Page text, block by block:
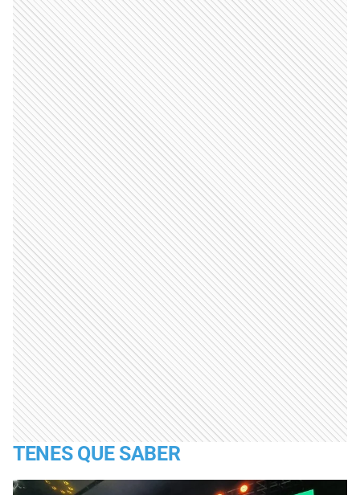
TENES QUE SABER